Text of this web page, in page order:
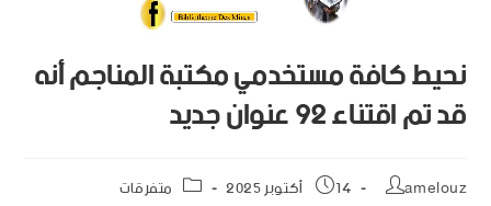
نحيط كافة مستخدمي مكتبة المناجم أنه
قد تم اقتناء 92 عنوان جديد
amelouz 14 أكتوبر 2025 متفرقات